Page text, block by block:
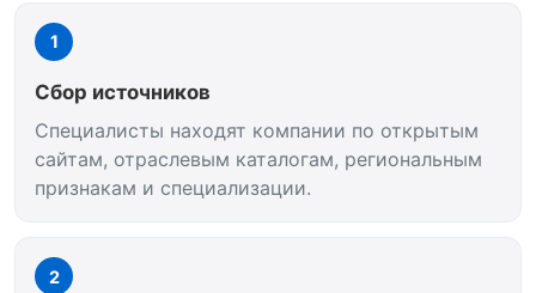
1
Сбор источников
Специалисты находят компании по открытым
сайтам, отраслевым каталогам, региональным
признакам и специализации.
2